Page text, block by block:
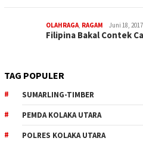
OLAHRAGA, RAGAM Juni 18, 2017
Filipina Bakal Contek
TAG POPULER
SUMARLING-TIMBER
PEMDA KOLAKA UTARA
POLRES KOLAKA UTARA